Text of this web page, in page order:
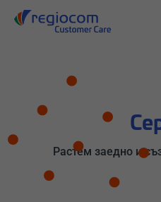
Растем заедно и